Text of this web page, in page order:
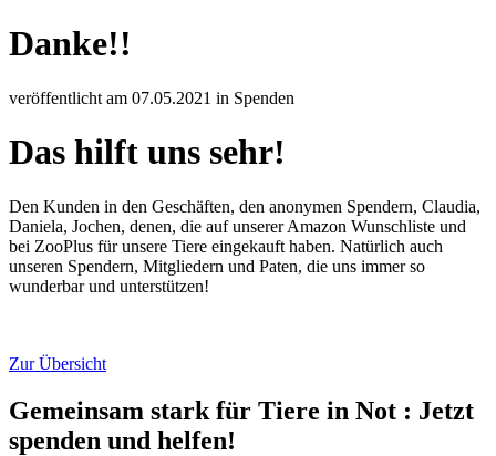
Danke!!
veröffentlicht am 07.05.2021 in Spenden
Das hilft uns sehr!
Den Kunden in den Geschäften, den anonymen Spendern, Claudia,
Daniela, Jochen, denen, die auf unserer Amazon Wunschliste und
bei ZooPlus für unsere Tiere eingekauft haben. Natürlich auch
unseren Spendern, Mitgliedern und Paten, die uns immer so
wunderbar und unterstützen!
Zur Übersicht
Gemeinsam stark für Tiere in Not : Jetzt
spenden und helfen!